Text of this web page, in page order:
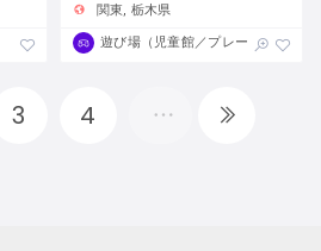
関東
栃木県
遊び場（児童館／プレーパーク）
3 4